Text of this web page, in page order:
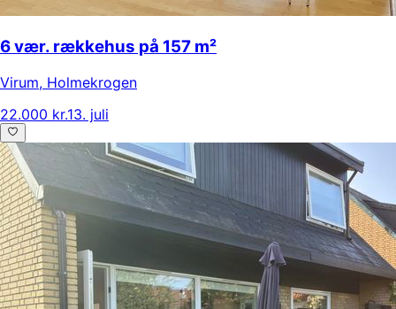
6 vær. rækkehus på 157 m²
Virum, Holmekrogen
22.000 kr.13. juli